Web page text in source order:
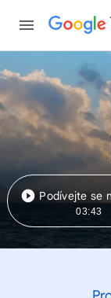
Podívejte se
03:43